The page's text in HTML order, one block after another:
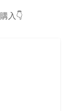
入👇